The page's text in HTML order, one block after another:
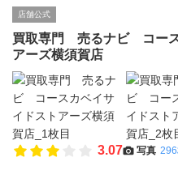
店舗公式
買取専門 売るナビ コース
アーズ横須賀店
3.07 写真